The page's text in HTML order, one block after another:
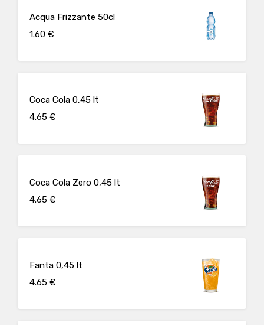
Acqua Frizzante 50cl
1.60 €
Coca Cola 0,45 lt
4.65 €
Coca Cola Zero 0,45 lt
4.65 €
Fanta 0,45 lt
4.65 €